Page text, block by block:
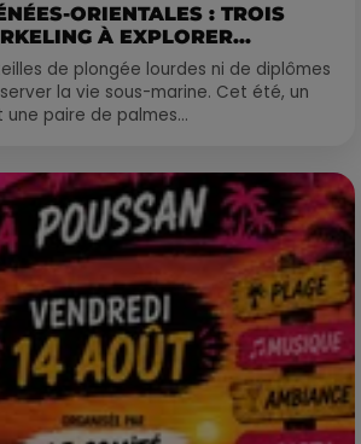
ORIENTALES : TROIS
À EXPLORER...
de plongée lourdes ni de diplômes
la vie sous-marine. Cet été, un
paire de palmes...